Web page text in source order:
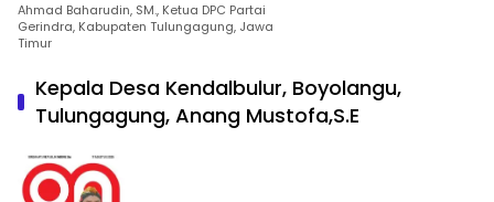
Ahmad Baharudin, SM., Ketua DPC Partai
Gerindra, Kabupaten Tulungagung, Jawa
Timur
Kepala Desa Kendalbulur, Boyolangu,
Tulungagung, Anang Mustofa,S.E